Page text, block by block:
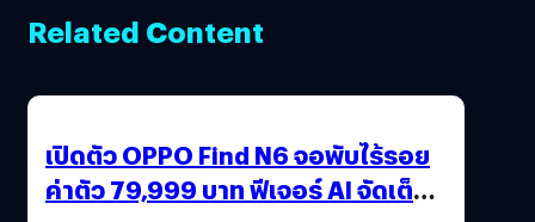
Related Content
เปิดตัว OPPO Find N6 จอพับไร้รอย
ค่าตัว 79,999 บาท ฟีเจอร์ AI จัดเต็ม